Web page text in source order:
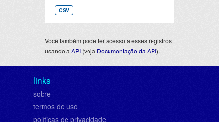
CSV
Você também pode ter acesso a esses registros
usando a API (veja Documentação da API).
links
sobre
termos de uso
políticas de privacidade